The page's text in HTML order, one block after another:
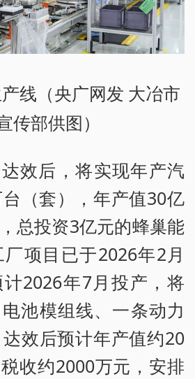
线（央广网发 大冶市
传部供图）
效后，将实现年产汽
（套），年产值30亿
总投资3亿元的蜂巢能
项目已于2026年2月
2026年7月投产，将
池模组线、一条动力
效后预计年产值约20
收约2000万元，安排